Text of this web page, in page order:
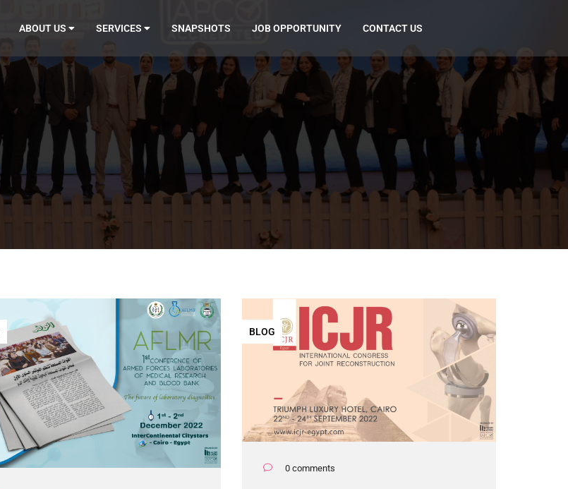
ABOUT US SERVICES SNAPSHOTS JOB OPPORTUNITY CONTACT US
BLOG
0 comments